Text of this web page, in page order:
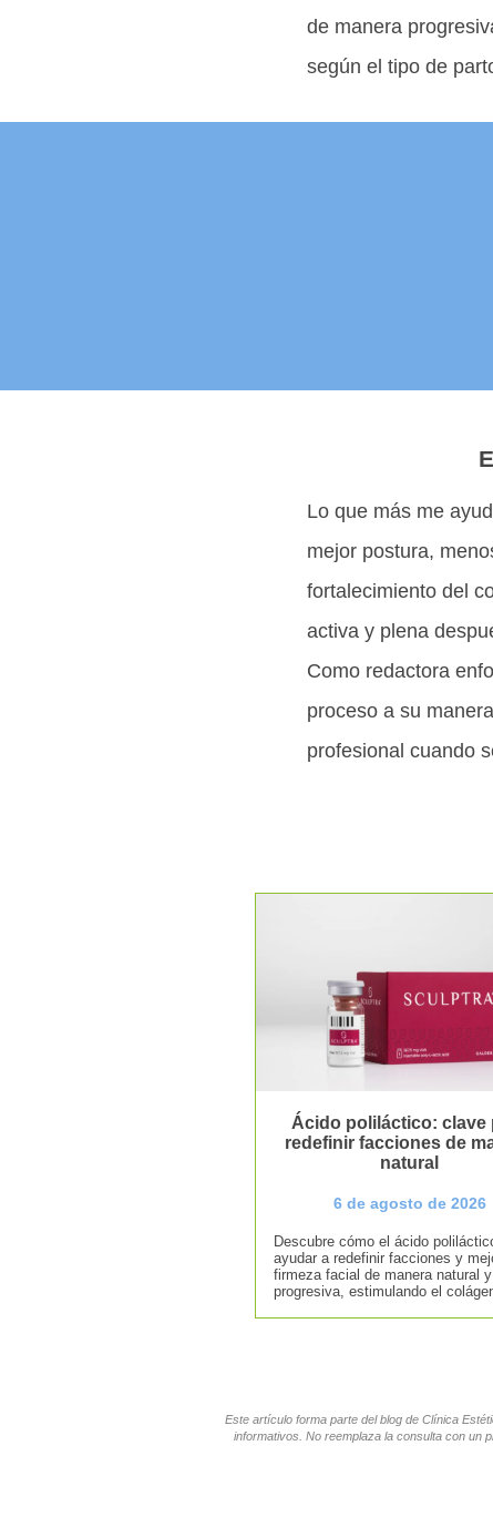
de manera
según el tipo de
Lo que más me
mejor postura,
fortalecimiento del
activa y plena
Como redactora
proceso a su
profesional cuando
Ácido poliláctico: clave
redefinir facciones de
natural
6 de agosto de 2026
Descubre cómo el ácido
ayudar a redefinir facciones y
firmeza facial de manera natural y
progresiva, estimulando el
Este artículo forma parte del blog de Clínica
informativos. No reemplaza la consulta con un